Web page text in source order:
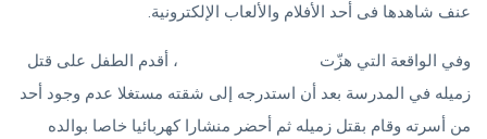
عنف شاهدها فى أحد الأفلام والألعاب الإلكترونية.
وفي الواقعة التي هزّت
، أقدم الطفل على قتل
زميله في المدرسة بعد أن استدرجه إلى شقته مستغلا عدم وجود أحد
من أسرته وقام بقتل زميله ثم أحضر منشارا كهربائيا خاصا بوالده